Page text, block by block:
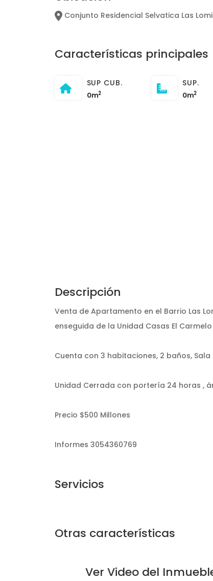
Conjunto Residencial Selvatica Las
Características principales
SUP CUB.
0m2
SUP.
0m2
Descripción
Venta de Apartamento en el Barrio Las
enseguida de la Unidad Casas El Carmelo
Cuenta con 3 habitaciones, 2 baños,
Unidad Cerrada con portería 24 horas ,
Precio $500 Millones
Informes 3054360769
Servicios
Otras características
Ver Video del